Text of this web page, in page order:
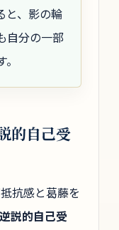
と、影の輪
自分の一部
的自己受
抗感と葛藤を
逆説的自己受